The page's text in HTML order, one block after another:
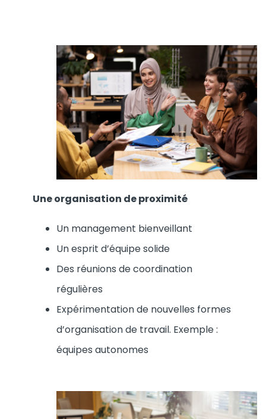
Une organisation de proximité
Un management bienveillant
Un esprit d’équipe solide
Des réunions de coordination
régulières
Expérimentation de nouvelles formes
d’organisation de travail. Exemple :
équipes autonomes